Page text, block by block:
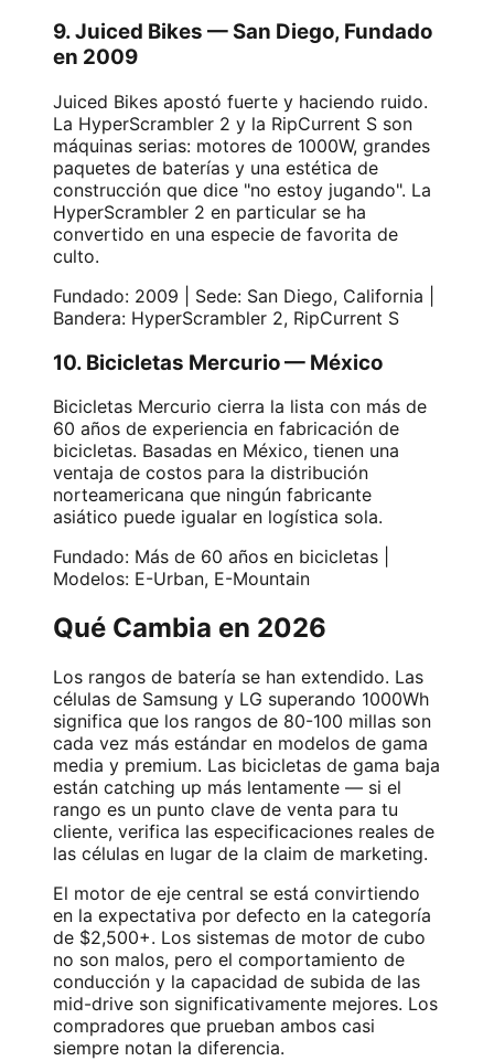
9. Juiced Bikes — San Diego, Fundado
en 2009
Juiced Bikes apostó fuerte y haciendo ruido.
La HyperScrambler 2 y la RipCurrent S son
máquinas serias: motores de 1000W, grandes
paquetes de baterías y una estética de
construcción que dice "no estoy jugando". La
HyperScrambler 2 en particular se ha
convertido en una especie de favorita de
culto.
Fundado: 2009 | Sede: San Diego, California |
Bandera: HyperScrambler 2, RipCurrent S
10. Bicicletas Mercurio — México
Bicicletas Mercurio cierra la lista con más de
60 años de experiencia en fabricación de
bicicletas. Basadas en México, tienen una
ventaja de costos para la distribución
norteamericana que ningún fabricante
asiático puede igualar en logística sola.
Fundado: Más de 60 años en bicicletas |
Modelos: E-Urban, E-Mountain
Qué Cambia en 2026
Los rangos de batería se han extendido. Las
células de Samsung y LG superando 1000Wh
significa que los rangos de 80-100 millas son
cada vez más estándar en modelos de gama
media y premium. Las bicicletas de gama baja
están catching up más lentamente — si el
rango es un punto clave de venta para tu
cliente, verifica las especificaciones reales de
las células en lugar de la claim de marketing.
El motor de eje central se está convirtiendo
en la expectativa por defecto en la categoría
de $2,500+. Los sistemas de motor de cubo
no son malos, pero el comportamiento de
conducción y la capacidad de subida de las
mid-drive son significativamente mejores. Los
compradores que prueban ambos casi
siempre notan la diferencia.